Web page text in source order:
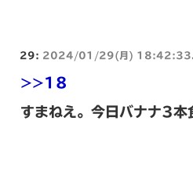
29: 2024/01/29(月)
>>18
すまねえ。今日バナナ3本